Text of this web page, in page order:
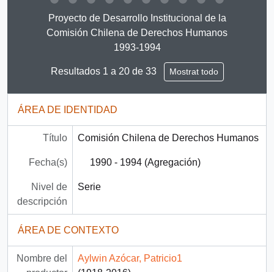
Clicking this description title link will open the
Proyecto de Desarrollo Institucional de la
Comisión Chilena de Derechos Humanos
1993-1994
Resultados 1 a 20 de 33 Mostrat todo
ÁREA DE IDENTIDAD
Título Comisión Chilena de Derechos Humanos
Fecha(s) 1990 - 1994 (Agregación)
Nivel de
descripción
Serie
ÁREA DE CONTEXTO
Nombre del
Aylwin Azócar, Patricio1